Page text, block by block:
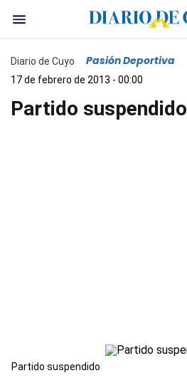
Diario de Cuyo Pasión Deportiva
17 de febrero de 2013 - 00:00
Partido suspendido
Partido suspendido